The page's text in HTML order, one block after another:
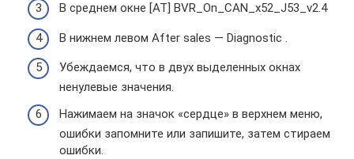
В среднем окне [AT] BVR_On_CAN_x52_J53_v2.4
В нижнем левом After sales — Diagnostic .
Убеждаемся, что в двух выделенных окнах
ненулевые значения.
Нажимаем на значок «сердце» в верхнем меню,
ошибки запомните или запишите, затем стираем
ошибки.